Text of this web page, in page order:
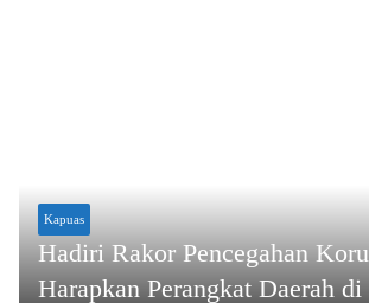
Kapuas
Hadiri Rakor Pencegahan Korupsi,
Harapkan Perangkat Daerah